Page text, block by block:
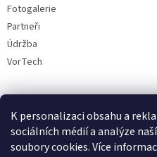
K personalizaci obsahu a
sociálních médií a analýze
soubory cookies. Více
Fotogalerie
Partneři
Údržba
VorTech